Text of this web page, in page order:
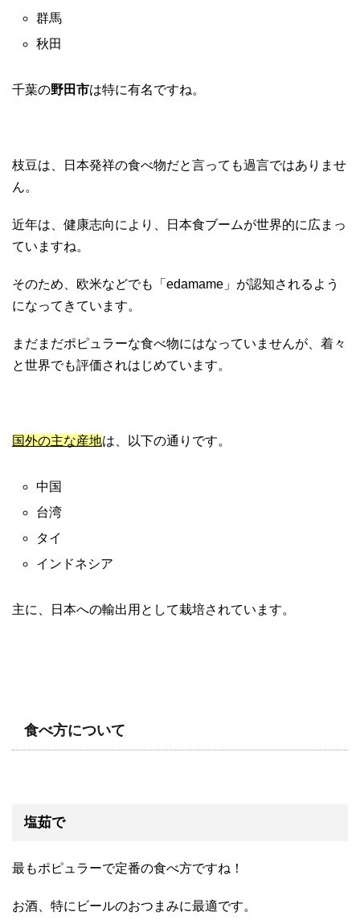
群馬
秋田
千葉の野田市は特に有名ですね。
枝豆は、日本発祥の食べ物だと言っても過言ではありませ
ん。
近年は、健康志向により、日本食ブームが世界的に広まっ
ていますね。
そのため、欧米などでも「edamame」が認知されるよう
になってきています。
まだまだポピュラーな食べ物にはなっていませんが、着々
と世界でも評価されはじめています。
国外の主な産地は、以下の通りです。
中国
台湾
タイ
インドネシア
主に、日本への輸出用として栽培されています。
食べ方について
塩茹で
最もポピュラーで定番の食べ方ですね！
お酒、特にビールのおつまみに最適です。